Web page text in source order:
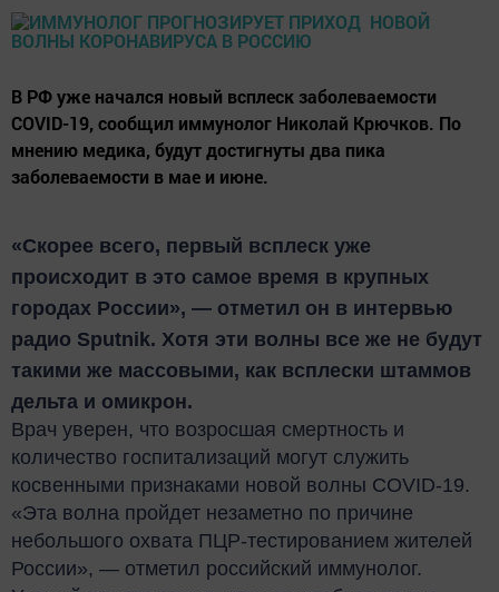
В РФ уже начался новый всплеск заболеваемости
COVID-19, сообщил иммунолог Николай Крючков. По
мнению медика, будут достигнуты два пика
заболеваемости в мае и июне.
«Скорее всего, первый всплеск уже
происходит в это самое время в крупных
городах России», — отметил он в интервью
радио Sputnik. Хотя эти волны все же не будут
такими же массовыми, как всплески штаммов
дельта и омикрон.
Врач уверен, что возросшая смертность и
количество госпитализаций могут служить
косвенными признаками новой волны COVID-19.
«Эта волна пройдет незаметно по причине
небольшого охвата ПЦР-тестированием жителей
России», — отметил российский иммунолог.